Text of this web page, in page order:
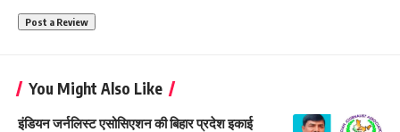
You Might Also Like
इंडियन जर्नलिस्ट एसोसिएशन की बिहार प्रदेश इकाई